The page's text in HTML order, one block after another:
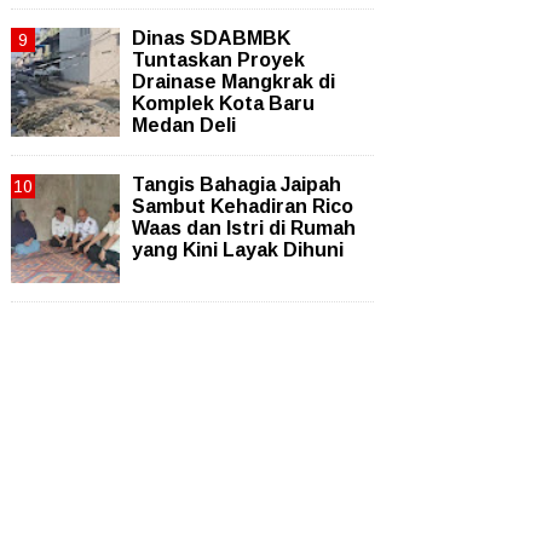
Dinas SDABMBK
Tuntaskan Proyek
Drainase Mangkrak di
Komplek Kota Baru
Medan Deli
Tangis Bahagia Jaipah
Sambut Kehadiran Rico
Waas dan Istri di Rumah
yang Kini Layak Dihuni